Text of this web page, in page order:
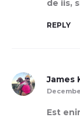
de iis,
REPLY
James
Est